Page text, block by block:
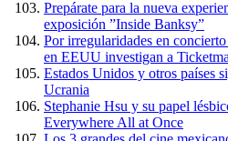
Prepárate para la nueva
exposición ”Inside Banksy”
Por irregularidades en
en EEUU investigan a
Estados Unidos y otros países
Ucrania
Stephanie Hsu y su papel
Everywhere All at Once